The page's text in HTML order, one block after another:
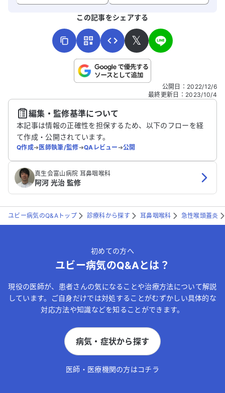
こちらは送信専用のフォームです。氏名やご自身の病気の詳細な
送信する
この記事をシェアする
𝕏
公開日 ： 2022/12/6
最終更新日 ： 2023/10/4
編集・監修基準について
本記事は情報の正確性を担保するため、以下のフローを経
て作成・公開されています。
Q作成➔医師執筆/監修➔QAレビュー➔公開
真生会富山病院 耳鼻咽喉科
阿河 光治 監修
ユビー病気のQ&Aトップ 診療科から探す 耳鼻咽喉科 急性喉頭蓋炎
初めての方へ
ユビー病気のQ&Aとは？
現役の医師が、患者さんの気になることや治療方法について解説
しています。ご自身だけでは対処することがむずかしい具体的な
対応方法や知識などを知ることができます。
病気・症状から探す
医師・医療機関の方はコチラ